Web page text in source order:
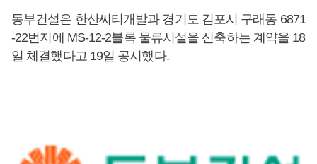
동부건설은 한산씨티개발과 경기도 김포시 구래동 6871
-22번지에 MS-12-2블록 물류시설을 신축하는 계약을 18
일 체결했다고 19일 공시했다.